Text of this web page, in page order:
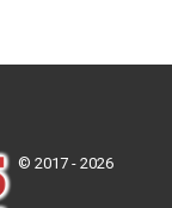
© 2017 - 2026